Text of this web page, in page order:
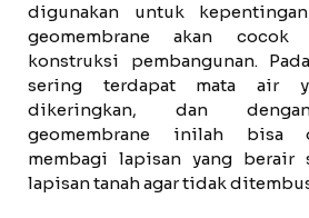
digunakan untuk
geomembrane akan
konstruksi pembangunan.
sering terdapat mata air
dikeringkan, dan
geomembrane inilah bisa
membagi lapisan yang berair
lapisan tanah agar tidak